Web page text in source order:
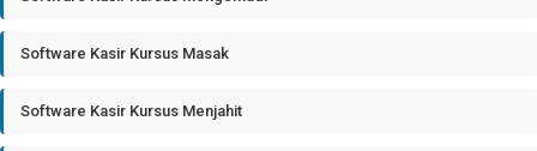
Software Kasir Kursus Masak
Software Kasir Kursus Menjahit